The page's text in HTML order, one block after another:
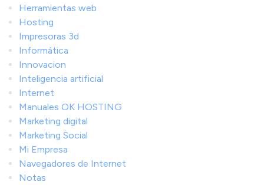
Herramientas web
Hosting
Impresoras 3d
Informática
Innovacion
Inteligencia artificial
Internet
Manuales OK HOSTING
Marketing digital
Marketing Social
Mi Empresa
Navegadores de Internet
Notas